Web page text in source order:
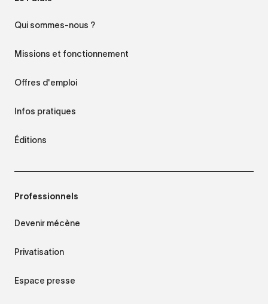
Qui sommes-nous ?
Missions et fonctionnement
Offres d'emploi
Infos pratiques
Éditions
Professionnels
Devenir mécène
Privatisation
Espace presse